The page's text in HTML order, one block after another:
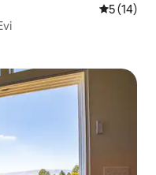
55 (14)
arasında